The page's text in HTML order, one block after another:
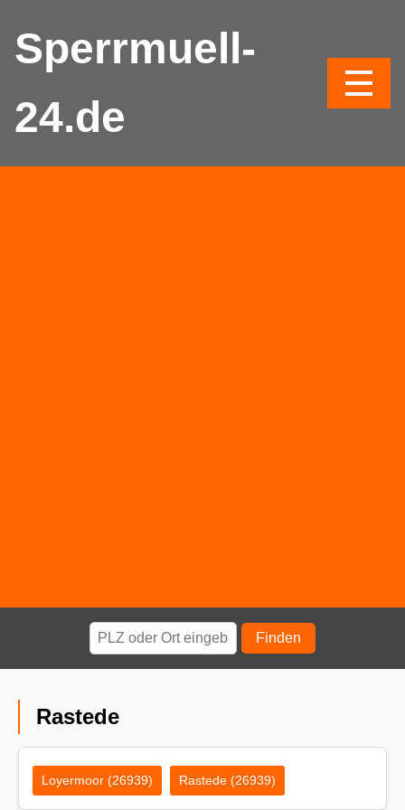
Sperrmuell-
24.de
Finden
Rastede
Loyermoor (26939) Rastede (26939)